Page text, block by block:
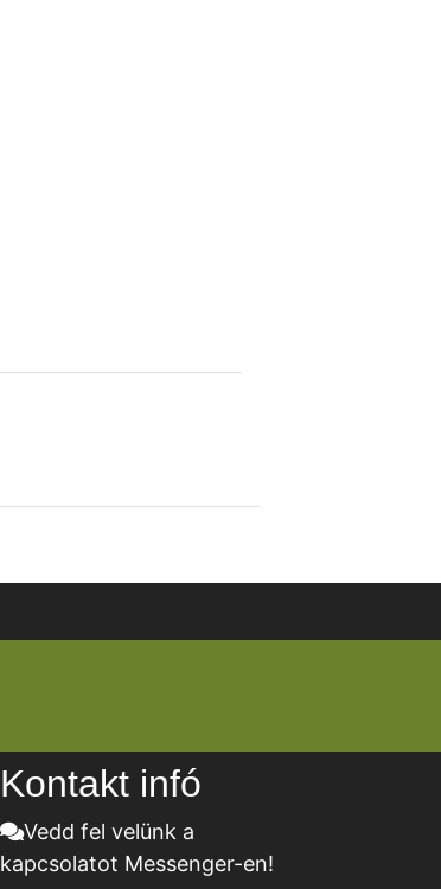
Kontakt infó
Vedd fel velünk a
kapcsolatot Messenger-en!